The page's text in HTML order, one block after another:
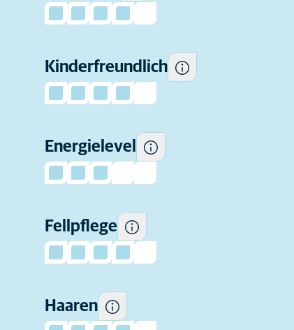
Kinderfreundlich
Energielevel
Fellpflege
Haaren
Wie aktiv diese Rasse ist.
Wie viel Fellpflege diese
Rasse regelmäßig braucht.
normalerweise regelmäßig
verliert.
Wie sehr diese Katzen zum
"Reden" neigen.